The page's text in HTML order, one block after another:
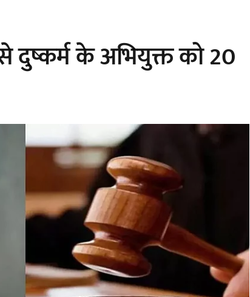
दुष्कर्म के अभियुक्त को 20